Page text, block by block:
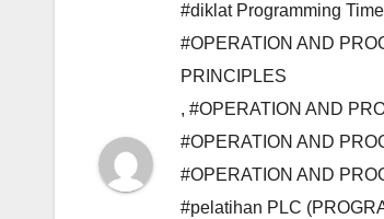
#diklat Programming
#OPERATION AND
PRINCIPLES
, #OPERATION AND
#OPERATION AND
#OPERATION AND
#pelatihan PLC